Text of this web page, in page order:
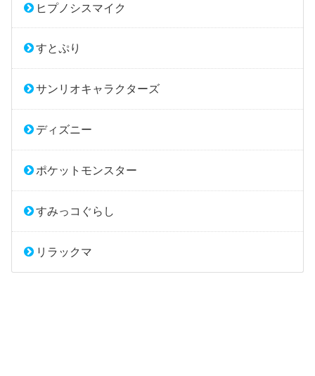
ヒプノシスマイク
すとぷり
サンリオキャラクターズ
ディズニー
ポケットモンスター
すみっコぐらし
リラックマ